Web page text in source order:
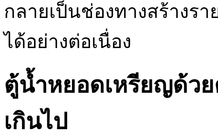
กลายเป็นช่องทางสร้างร
ได้อย่างต่อเนื่อง
ตู้น้ำหยอดเหรียญด้ว
เกินไป